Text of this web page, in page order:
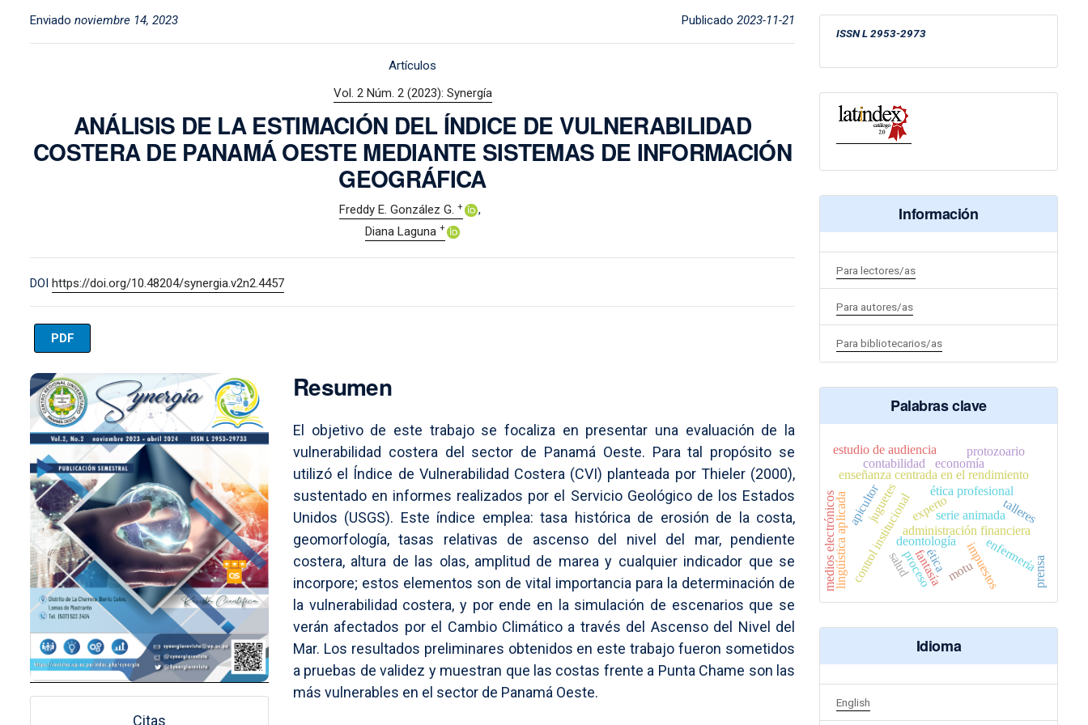
Enviado noviembre 14, 2023 Publicado 2023-11-21
Artículos
Vol. 2 Núm. 2 (2023): Synergía
ANÁLISIS DE LA ESTIMACIÓN DEL ÍNDICE DE VULNERABILIDAD
COSTERA DE PANAMÁ OESTE MEDIANTE SISTEMAS DE INFORMACIÓN
GEOGRÁFICA
Freddy E. González G. +
Diana Laguna +
DOI https://doi.org/10.48204/synergia.v2n2.4457
PDF
Imagen de portada
Citas
Resumen
El objetivo de este trabajo se focaliza en presentar una evaluación de la
vulnerabilidad costera del sector de Panamá Oeste. Para tal propósito se
utilizó el Índice de Vulnerabilidad Costera (CVI) planteada por Thieler (2000),
sustentado en informes realizados por el Servicio Geológico de los Estados
Unidos (USGS). Este índice emplea: tasa histórica de erosión de la costa,
geomorfología, tasas relativas de ascenso del nivel del mar, pendiente
costera, altura de las olas, amplitud de marea y cualquier indicador que se
incorpore; estos elementos son de vital importancia para la determinación de
la vulnerabilidad costera, y por ende en la simulación de escenarios que se
verán afectados por el Cambio Climático a través del Ascenso del Nivel del
Mar. Los resultados preliminares obtenidos en este trabajo fueron sometidos
a pruebas de validez y muestran que las costas frente a Punta Chame son las
más vulnerables en el sector de Panamá Oeste.
ISSNL 2953-2973
Información
Para lectores/as
Para autores/as
Para bibliotecarios/as
Palabras clave
control institucional ética profesional
enseñanza centrada en el rendimiento
administración financiera
contabilidad
experto
deontología impuestos
fantasía
ética
juguetes
motu
serie animada
enfermería
economía
proceso
lingüística aplicada
estudio de audiencia
medios electrónicos talleres
prensa
protozoario
apicultor
salud
Idioma
English